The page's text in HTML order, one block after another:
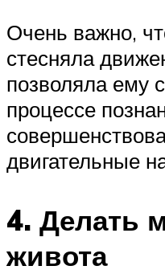
Очень важно,
стесняла
позволяла ему
процессе
двигательные
4. Делать
живота